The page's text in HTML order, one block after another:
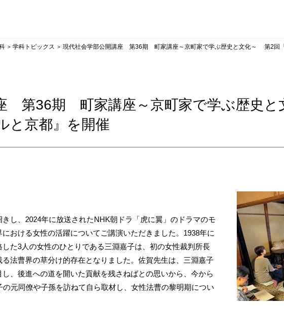
学科トピックス 現代社会学部公開講座 第36期 町家講座～京町家で学ぶ歴史と文化～ 第2回
第36期 町家講座～京町家で学ぶ歴史
と京都』を開催
し、2024年に放送されたNHK朝ドラ「虎に翼」のドラマのモ
おける女性の活躍についてご講演いただきました。1938年に
た3人の女性のひとりである三淵嘉子は、初の女性裁判所長
法曹界の草分け的存在となりました。佐賀先生は、三淵嘉子
、後進への道を開いた貢献を残さねばとの思いから、今から
元同僚や子孫を訪ねて自ら取材し、女性法曹の黎明期につい